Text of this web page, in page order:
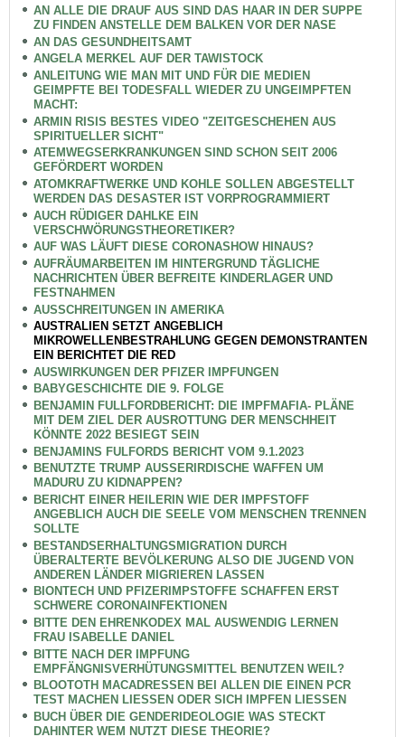
AN ALLE DIE DRAUF AUS SIND DAS HAAR IN DER SUPPE
ZU FINDEN ANSTELLE DEM BALKEN VOR DER NASE
AN DAS GESUNDHEITSAMT
ANGELA MERKEL AUF DER TAWISTOCK
ANLEITUNG WIE MAN MIT UND FÜR DIE MEDIEN
GEIMPFTE BEI TODESFALL WIEDER ZU UNGEIMPFTEN
MACHT:
ARMIN RISIS BESTES VIDEO "ZEITGESCHEHEN AUS
SPIRITUELLER SICHT"
ATEMWEGSERKRANKUNGEN SIND SCHON SEIT 2006
GEFÖRDERT WORDEN
ATOMKRAFTWERKE UND KOHLE SOLLEN ABGESTELLT
WERDEN DAS DESASTER IST VORPROGRAMMIERT
AUCH RÜDIGER DAHLKE EIN
VERSCHWÖRUNGSTHEORETIKER?
AUF WAS LÄUFT DIESE CORONASHOW HINAUS?
AUFRÄUMARBEITEN IM HINTERGRUND TÄGLICHE
NACHRICHTEN ÜBER BEFREITE KINDERLAGER UND
FESTNAHMEN
AUSSCHREITUNGEN IN AMERIKA
AUSTRALIEN SETZT ANGEBLICH
MIKROWELLENBESTRAHLUNG GEGEN DEMONSTRANTEN
EIN BERICHTET DIE RED
AUSWIRKUNGEN DER PFIZER IMPFUNGEN
BABYGESCHICHTE DIE 9. FOLGE
BENJAMIN FULLFORDBERICHT: DIE IMPFMAFIA- PLÄNE
MIT DEM ZIEL DER AUSROTTUNG DER MENSCHHEIT
KÖNNTE 2022 BESIEGT SEIN
BENJAMINS FULFORDS BERICHT VOM 9.1.2023
BENUTZTE TRUMP AUSSERIRDISCHE WAFFEN UM
MADURU ZU KIDNAPPEN?
BERICHT EINER HEILERIN WIE DER IMPFSTOFF
ANGEBLICH AUCH DIE SEELE VOM MENSCHEN TRENNEN
SOLLTE
BESTANDSERHALTUNGSMIGRATION DURCH
ÜBERALTERTE BEVÖLKERUNG ALSO DIE JUGEND VON
ANDEREN LÄNDER MIGRIEREN LASSEN
BIONTECH UND PFIZERIMPSTOFFE SCHAFFEN ERST
SCHWERE CORONAINFEKTIONEN
BITTE DEN EHRENKODEX MAL AUSWENDIG LERNEN
FRAU ISABELLE DANIEL
BITTE NACH DER IMPFUNG
EMPFÄNGNISVERHÜTUNGSMITTEL BENUTZEN WEIL?
BLOOTOTH MACADRESSEN BEI ALLEN DIE EINEN PCR
TEST MACHEN LIESSEN ODER SICH IMPFEN LIESSEN
BUCH ÜBER DIE GENDERIDEOLOGIE WAS STECKT
DAHINTER WEM NUTZT DIESE THEORIE?